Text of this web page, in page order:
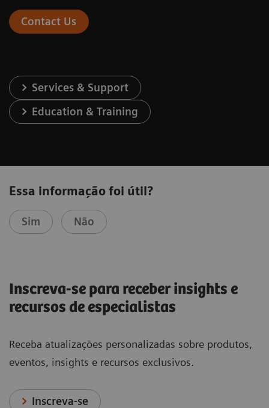
Contact Us
Services & Support
Education & Training
Essa informação foi útil?
Sim Não
Inscreva-se para receber insights e
recursos de especialistas
Receba atualizações personalizadas sobre produtos,
eventos, insights e recursos exclusivos.
Inscreva-se